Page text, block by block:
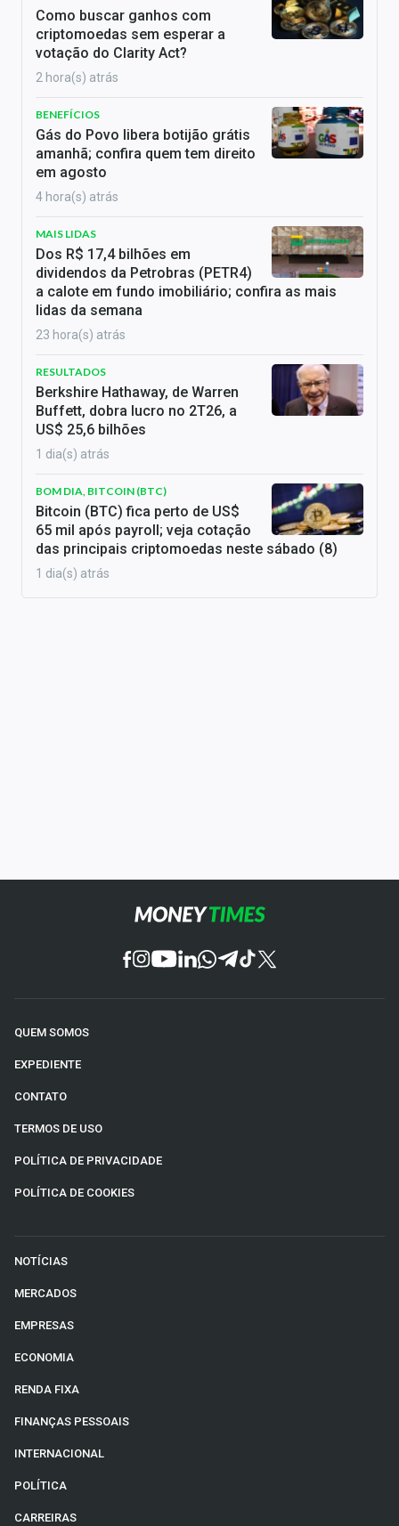
Como buscar ganhos com
criptomoedas sem esperar a
votação do Clarity Act?
2 hora(s) atrás
BENEFÍCIOS
Gás do Povo libera botijão grátis
amanhã; confira quem tem direito
em agosto
4 hora(s) atrás
MAIS LIDAS
Dos R$ 17,4 bilhões em
dividendos da Petrobras (PETR4)
a calote em fundo imobiliário; confira as mais
lidas da semana
23 hora(s) atrás
RESULTADOS
Berkshire Hathaway, de Warren
Buffett, dobra lucro no 2T26, a
US$ 25,6 bilhões
1 dia(s) atrás
BOM DIA, BITCOIN (BTC)
Bitcoin (BTC) fica perto de US$
65 mil após payroll; veja cotação
das principais criptomoedas neste sábado (8)
1 dia(s) atrás
QUEM SOMOS
EXPEDIENTE
CONTATO
TERMOS DE USO
POLÍTICA DE PRIVACIDADE
POLÍTICA DE COOKIES
NOTÍCIAS
MERCADOS
EMPRESAS
ECONOMIA
RENDA FIXA
FINANÇAS PESSOAIS
INTERNACIONAL
POLÍTICA
CARREIRAS